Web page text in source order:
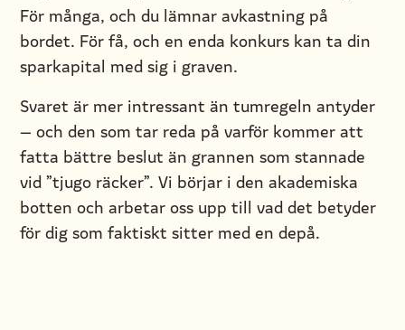
För många, och du lämnar avkastning på
bordet. För få, och en enda konkurs kan ta din
sparkapital med sig i graven.
Svaret är mer intressant än tumregeln antyder
— och den som tar reda på varför kommer att
fatta bättre beslut än grannen som stannade
vid ”tjugo räcker”. Vi börjar i den akademiska
botten och arbetar oss upp till vad det betyder
för dig som faktiskt sitter med en depå.